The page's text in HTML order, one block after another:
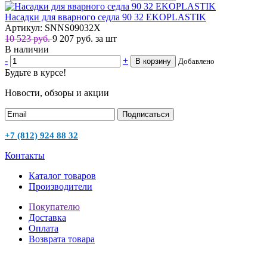
Насадки для вварного седла 90 32 EKOPLASTIK
Артикул: SNNS09032X
10 523 руб.9 207 руб. за шт
В наличии
-
+ В корзину Добавлено
Будьте в курсе!
Новости, обзоры и акции
Подписаться
+7 (812) 924 88 32
Контакты
Каталог товаров
Производители
Покупателю
Доставка
Оплата
Возврата товара